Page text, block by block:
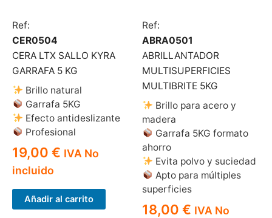
Ref:
CER0504
CERA LTX SALLO KYRA
GARRAFA 5 KG
Brillo natural
Garrafa 5KG
Efecto antideslizante
Profesional
19,00 € IVA No
incluido
Añadir al carrito
Ref:
ABRA0501
ABRILLANTADOR
MULTISUPERFICIES
MULTIBRITE 5KG
Brillo para acero y
madera
Garrafa 5KG formato
ahorro
Evita polvo y suciedad
Apto para múltiples
superficies
18,00 € IVA No